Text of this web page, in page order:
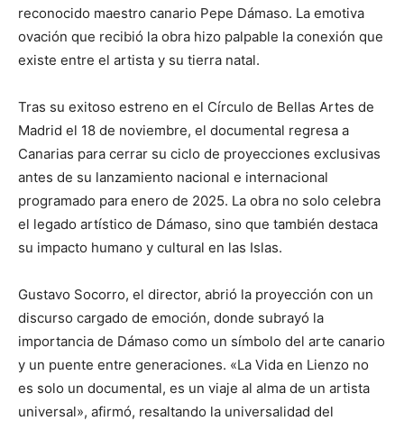
reconocido maestro canario Pepe Dámaso. La emotiva
ovación que recibió la obra hizo palpable la conexión que
existe entre el artista y su tierra natal.
Tras su exitoso estreno en el Círculo de Bellas Artes de
Madrid el 18 de noviembre, el documental regresa a
Canarias para cerrar su ciclo de proyecciones exclusivas
antes de su lanzamiento nacional e internacional
programado para enero de 2025. La obra no solo celebra
el legado artístico de Dámaso, sino que también destaca
su impacto humano y cultural en las Islas.
Gustavo Socorro, el director, abrió la proyección con un
discurso cargado de emoción, donde subrayó la
importancia de Dámaso como un símbolo del arte canario
y un puente entre generaciones. «La Vida en Lienzo no
es solo un documental, es un viaje al alma de un artista
universal», afirmó, resaltando la universalidad del